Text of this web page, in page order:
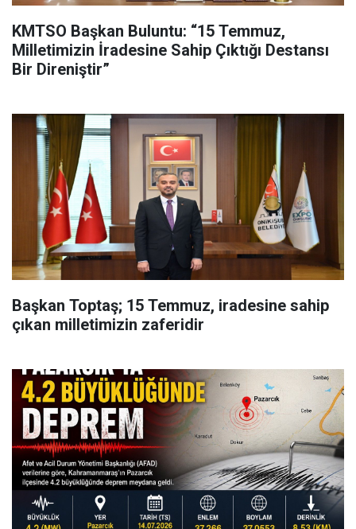
KMTSO Başkan Buluntu: “15 Temmuz,
Milletimizin İradesine Sahip Çıktığı Destansı
Bir Direniştir”
Başkan Toptaş; 15 Temmuz, iradesine sahip
çıkan milletimizin zaferidir